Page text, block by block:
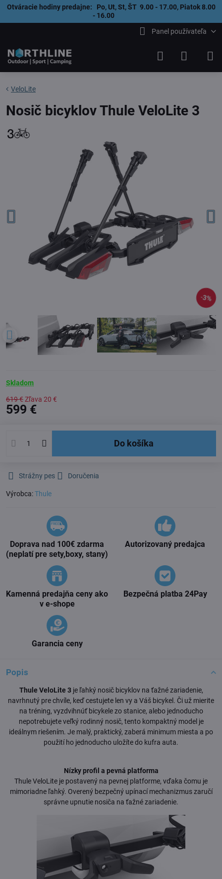
Otváracie hodiny predajne: Po, Ut, St, ŠT 9.00 - 17.00, Piatok 8.00
- 16.00
Panel používateľa
3%
VeloLite
Nosič bicyklov Thule VeloLite 3
Skladom
619 €Zľava 20 €
599 €
Do košíka
Strážny pes Doručenia
Výrobca:Thule
Doprava nad 100€ zdarma
(neplatí pre sety,boxy, stany)
Autorizovaný predajca
Kamenná predajňa ceny ako
v e-shope
Bezpečná platba 24Pay
Garancia ceny
Popis
Thule VeloLite 3je ľahký nosič bicyklov na ťažné zariadenie,
navrhnutý pre chvíle, keď cestujete len vy a Váš bicykel. Či už mierite
na tréning, vyzdvihnúť bicykele zo stanice, alebo jednoducho
nepotrebujete veľký rodinný nosič, tento kompaktný model je
ideálnym riešením. Je malý, praktický, zaberá minimum miesta a po
použití ho jednoducho uložíte do kufra auta.
Nízky profil a pevná platforma
Thule VeloLite je postavený na pevnej platforme, vďaka čomu je
mimoriadne ľahký. Overený bezpečný upínací mechanizmus zaručí
správne upnutie nosiča na ťažné zariadenie.